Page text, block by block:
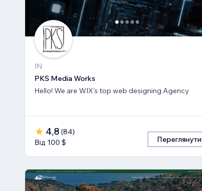
IN
PKS Media Works
Hello! We are WIX's top web designing Agency
4,8 (84)
Від 100 $
Переглянути